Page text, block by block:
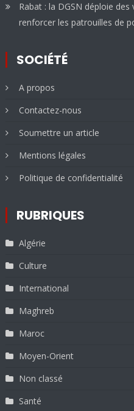
Rabat : la DGSN déploie
renforcer les patrouilles de
SOCIÉTÉ
A propos
Contactez-nous
Soumettre un article
Mentions légales
Politique de confidentialité
RUBRIQUES
Algérie
Culture
International
Maghreb
Maroc
Moyen-Orient
Non classé
Santé